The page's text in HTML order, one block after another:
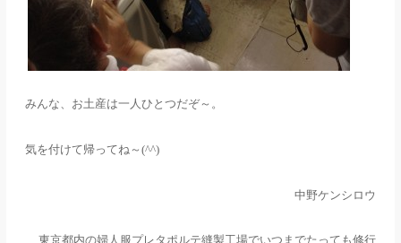
みんな、お土産は一人ひとつだぞ～。
気を付けて帰ってね～ (^^)
中野ケンシロウ
東京都内の婦人服プレタポルテ縫製工場でいつまでたっても修行